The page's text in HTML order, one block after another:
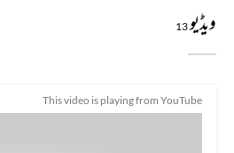
ویڈیو13
This video is playing from YouTube